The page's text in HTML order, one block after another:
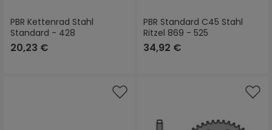
PBR Kettenrad Stahl
Standard - 428
20,23 €
PBR Standard C45 Stahl
Ritzel 869 - 525
34,92 €